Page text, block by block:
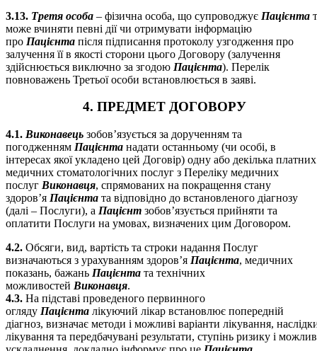
3.13. Третя особа – фізична особа, що супроводжує Пацієнта
може вчиняти певні дії чи отримувати інформацію
про Пацієнта після підписання протоколу узгодження про
залучення її в якості сторони цього Договору (залучення
здійснюється виключно за згодою Пацієнта). Перелік
повноважень Третьої особи встановлюється в заяві.
4. ПРЕДМЕТ ДОГОВОРУ
4.1. Виконавець зобов’язується за дорученням та
погодженням Пацієнта надати останньому (чи особі, в
інтересах якої укладено цей Договір) одну або декілька платних
медичних стоматологічних послуг з Переліку медичних
послуг Виконавця, спрямованих на покращення стану
здоров’я Пацієнта та відповідно до встановленого діагнозу
(далі – Послуги), а Пацієнт зобов’язується прийняти та
оплатити Послуги на умовах, визначених цим Договором.
4.2. Обсяги, вид, вартість та строки надання Послуг
визначаються з урахуванням здоров’я Пацієнта, медичних
показань, бажань Пацієнта та технічних
можливостей Виконавця.
4.3. На підставі проведеного первинного
огляду Пацієнта лікуючий лікар встановлює попередній
діагноз, визначає методи і можливі варіанти лікування,
лікування та передбачувані результати, ступінь ризику і